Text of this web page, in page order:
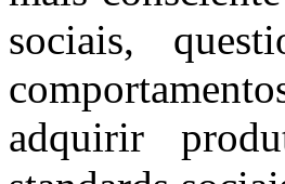
sociais,
adquirir